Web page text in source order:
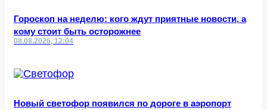
Гороскоп на неделю: кого ждут приятные новости, а
кому стоит быть осторожнее
08.08.2026, 12:04
Новый светофор появился по дороге в аэропорт